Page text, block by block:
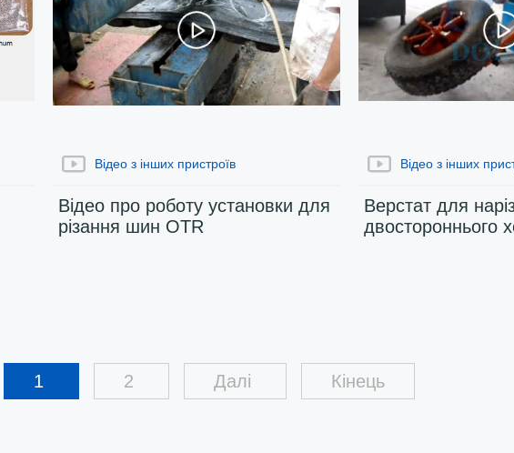
Відео з інших пристроїв
Відео про роботу установки для
різання шин OTR
Відео з інших
Верстат для
двостороннього
1 2 Далі Кінець